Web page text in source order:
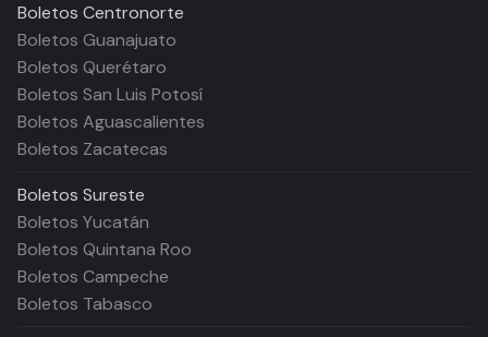
Boletos Centronorte
Boletos Guanajuato
Boletos Querétaro
Boletos San Luis Potosí
Boletos Aguascalientes
Boletos Zacatecas
Boletos Sureste
Boletos Yucatán
Boletos Quintana Roo
Boletos Campeche
Boletos Tabasco